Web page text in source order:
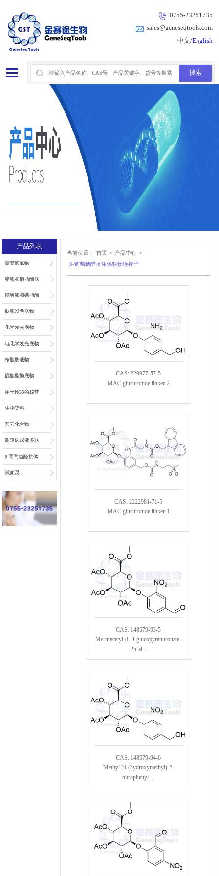
0755-23251735
sales@geneseqtools.com
中文/English
产品列表
糖苷酶底物
酯酶和脂肪酶底
物
磷酸酶和磷脂酶
底物
肽酶发色底物
化学发光底物
电化学发光底物
核酸酶底物
硫酸酯酶底物
用于NGS的核苷
和核苷酸
生物染料
其它化合物
阴道病尿液多联
检底物
β-葡萄糖醛抗体
偶联物连接子
试卤灵
当前位置： 首页 > 产品中心 >
β-葡萄糖醛抗体偶联物连接子
CAS: 229977-57-5
MAC glucuronide linker-2
CAS: 2222981-71-5
MAC glucuronide linker-1
CAS: 148579-93-5
Me-triacetyl-β-D-glucopyranuronate-
Ph-al...
CAS: 148579-94-6
Methyl [4-(hydroxymethyl)-2-
nitrophenyl ...